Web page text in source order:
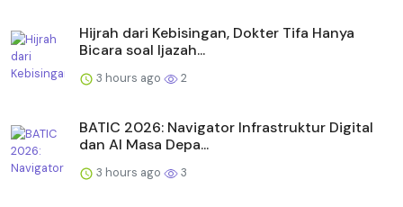
Hijrah dari Kebisingan, Dokter Tifa Hanya
Bicara soal Ijazah...
3 hours ago 2
BATIC 2026: Navigator Infrastruktur Digital
dan AI Masa Depa...
3 hours ago 3